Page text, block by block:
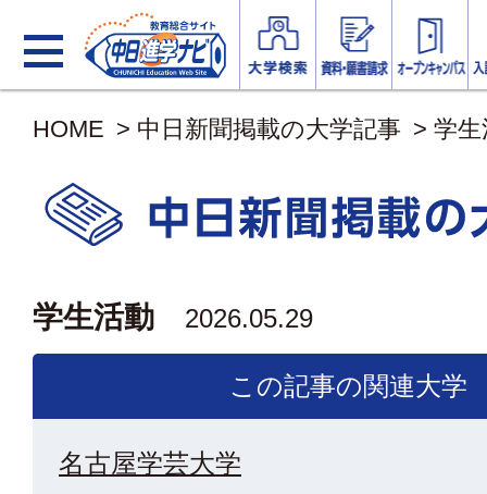
HOME > 中日新聞掲載の大学記事 > 学
学生活動 2026.05.29
この記事の関連大学
名古屋学芸大学